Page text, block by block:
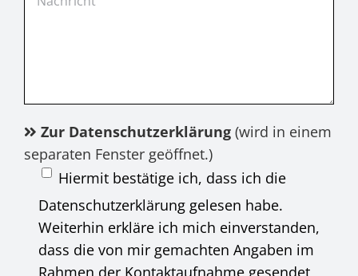
Zur Datenschutzerklärung(wird in einem
separaten Fenster geöffnet.)
Hiermit bestätige ich, dass ich die
Datenschutzerklärung gelesen habe.
Weiterhin erkläre ich mich einverstanden,
dass die von mir gemachten Angaben im
Rahmen der Kontaktaufnahme gesendet